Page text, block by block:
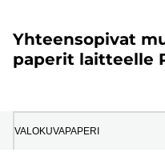
Yhteensopivat
paperit laitteelle
VALOKUVAPAPERI